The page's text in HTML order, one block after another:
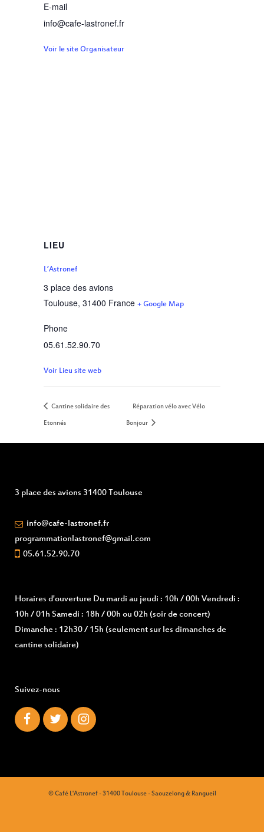
E-mail
info@cafe-lastronef.fr
Voir le site Organisateur
LIEU
L’Astronef
3 place des avions
Toulouse, 31400 France + Google Map
Phone
05.61.52.90.70
Voir Lieu site web
Cantine solidaire des
Etonnés
Réparation vélo avec Vélo
Bonjour
3 place des avions 31400 Toulouse
info@cafe-lastronef.fr
programmationlastronef@gmail.com
05.61.52.90.70
Horaires d'ouverture Du mardi au jeudi : 10h / 00h Vendredi :
10h / 01h Samedi : 18h / 00h ou 02h (soir de concert)
Dimanche : 12h30 / 15h (seulement sur les dimanches de
cantine solidaire)
Suivez-nous
© Café L'Astronef - 31400 Toulouse - Saouzelong & Rangueil